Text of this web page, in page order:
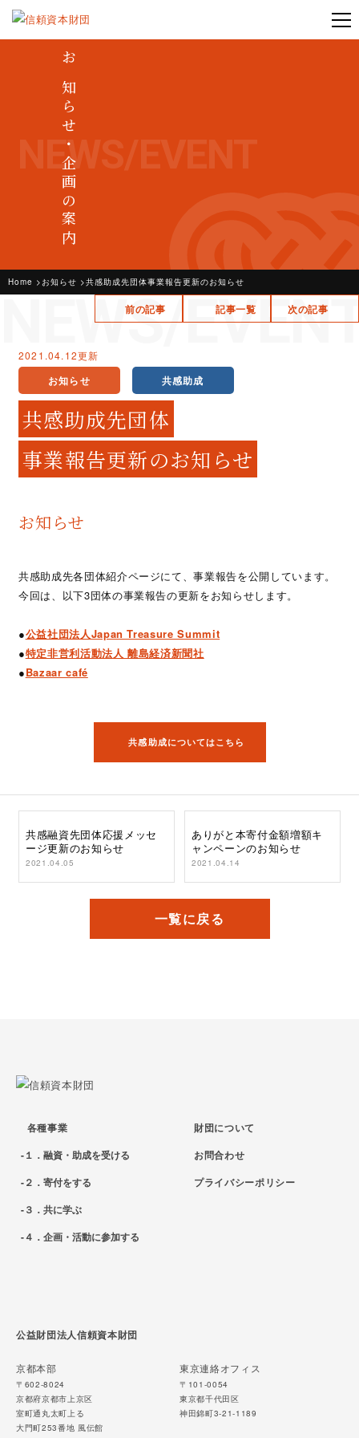
お知らせ・企画の案内
NEWS/EVENT
NEWS/
Home お知らせ 共感助成先団体事業報告更新のお知らせ
前の記事 記事一覧 次の記事
2021.04.12更新
お知らせ 共感助成
共感助成先団体
事業報告更新のお知らせ
お知らせ
共感助成先各団体紹介ページにて、事業報告を公開しています。
今回は、以下3団体の事業報告の更新をお知らせします。
●公益社団法人Japan Treasure Summit
●特定非営利活動法人 離島経済新聞社
●Bazaar café
共感助成についてはこちら
共感融資先団体応援メッセ
ージ更新のお知らせ
2021.04.05
ありがと本寄付金額増額キ
ャンペーンのお知らせ
2021.04.14
一覧に戻る
各種事業
１．融資・助成を受ける
２．寄付をする
３．共に学ぶ
４．企画・活動に参加する
財団について
お問合わせ
プライバシーポリシー
公益財団法人信頼資本財団
京都本部
〒602-8024
京都府京都市上京区
室町通丸太町上る
大門町253番地 風伝館
東京連絡オフィス
〒101-0054
東京都千代田区
神田錦町3-21-1189